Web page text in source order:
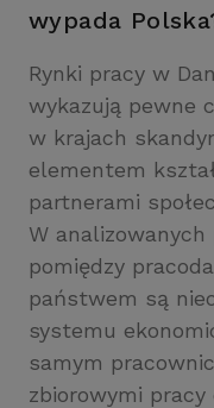
wypada
Rynki pracy w
wykazują pewne
w krajach
elementem
partnerami
W
pomiędzy
państwem są
systemu
samym
zbiorowymi